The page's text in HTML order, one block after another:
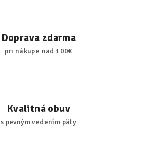
Doprava zdarma
pri nákupe nad 100€
Kvalitná obuv
s pevným vedením päty